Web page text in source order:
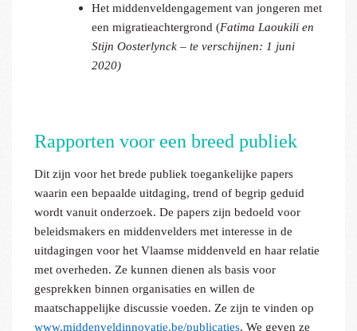
Het middenveldengagement van jongeren met
een migratieachtergrond (Fatima Laoukili en
Stijn Oosterlynck – te verschijnen: 1 juni
2020)
Rapporten voor een breed publiek
Dit zijn voor het brede publiek toegankelijke papers
waarin een bepaalde uitdaging, trend of begrip geduid
wordt vanuit onderzoek. De papers zijn bedoeld voor
beleidsmakers en middenvelders met interesse in de
uitdagingen voor het Vlaamse middenveld en haar relatie
met overheden. Ze kunnen dienen als basis voor
gesprekken binnen organisaties en willen de
maatschappelijke discussie voeden. Ze zijn te vinden op
www.middenveldinnovatie.be/publicaties. We geven ze